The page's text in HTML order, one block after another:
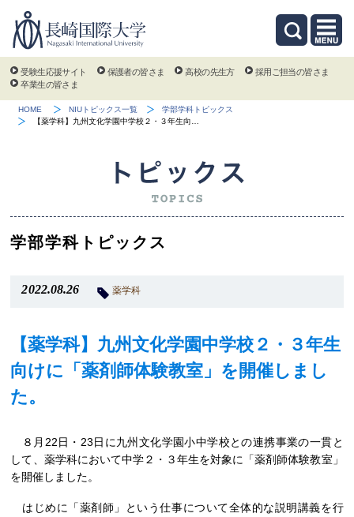
受験生応援サイト 保護者の皆さま 高校の先生方
採用ご担当の皆さま
卒業生の皆さま
HOME NIUトピックス一覧
学部学科トピックス
【薬学科】九州文化学園中学校２・３年生向…
学部学科トピックス
2022.08.26 薬学科
【薬学科】九州文化学園中学校２・３年生
向けに「薬剤師体験教室」を開催しまし
た。
８月22日・23日に九州文化学園小中学校との連携事業の一貫と
して、薬学科において中学２・３年生を対象に「薬剤師体験教室」
を開催しました。
はじめに「薬剤師」という仕事について全体的な説明講義を行